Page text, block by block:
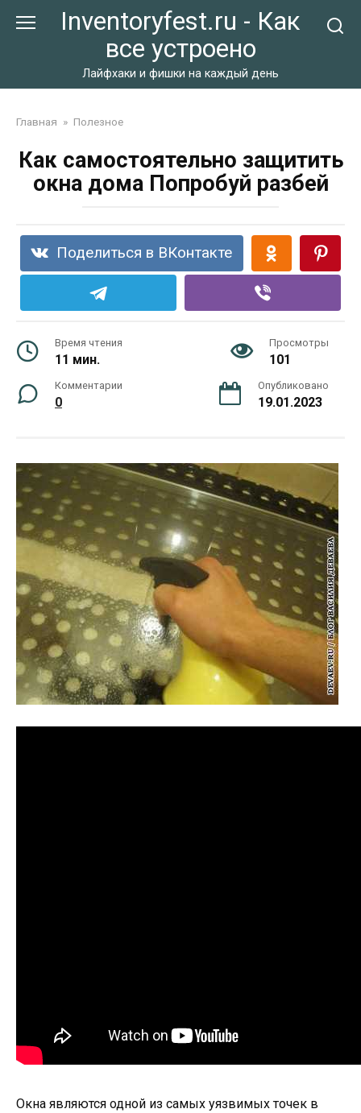
Inventoryfest.ru - Как
все устроено
Лайфхаки и фишки на каждый день
Главная » Полезное
Как самостоятельно защитить
окна дома Попробуй разбей
Поделиться в ВКонтакте
Время чтения
11 мин.
Просмотры
101
Комментарии
0
Опубликовано
19.01.2023
Окна являются одной из самых уязвимых точек в